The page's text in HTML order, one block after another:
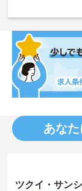
あな
ツクイ・サン